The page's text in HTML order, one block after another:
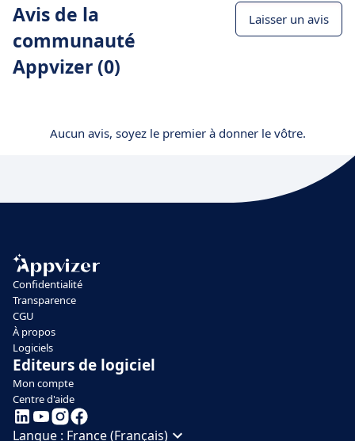
Avis de la
communauté
Appvizer (0)
Laisser un avis
Aucun avis, soyez le premier à donner le vôtre.
Confidentialité
Transparence
CGU
À propos
Logiciels
Editeurs de logiciel
Mon compte
Centre d'aide
Langue : France (Français)